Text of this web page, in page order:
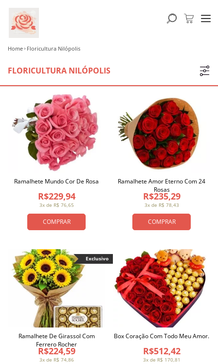
Home Floricultura Nilópolis
FLORICULTURA NILÓPOLIS
COMPRAR
3x de R$ 76,65
R$229,94
Ramalhete Mundo Cor De Rosa
COMPRAR
3x de R$ 78,43
R$235,29
Ramalhete Amor Eterno Com 24
Rosas
3x de R$ 74,86
R$224,59
Ramalhete De Girassol Com
Ferrero Rocher
Exclusivo
3x de R$ 170,81
R$512,42
Box Coração Com Todo Meu Amor.